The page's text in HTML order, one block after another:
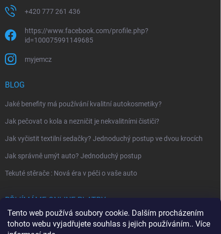
Tento web používá soubory cookie. Dalším procházením
tohoto webu vyjadřujete souhlas s jejich používáním.. Více
+420 777 261 436
https://www.facebook.com/profile.php?
id=100075991149685
myjemcz
BLOG
Jaké benefity má používání kvalitní autokosmetiky?
Jak pečovat o kola a nezničit je nekvalitními čističi?
Jak vyčistit textilní sedačky? Jednoduchý postup ve dvou krocích
Jak správně umýt auto? Jednoduchý postup
Tekuté stěrače : Nová éra v péči o vaše auto
PŘIJÍMÁME ONLINE PLATBY